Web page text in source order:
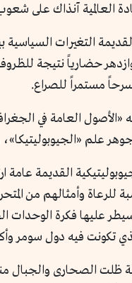
العالمية آنذاك على
التغيرات
حضارياً نتيجة
مستمراً للصراع.
العامة في
علم
القديمة
للرعاة وأمثالهم من
عليها فكرة الوحدات
تكونت فيه دول سومر
ظلت الصحارى والجبال